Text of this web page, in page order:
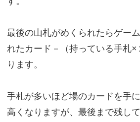
最後の山札がめくられたらゲー
れたカード－（持っている手札×
ります。
手札が多いほど場のカードを手
高くなりますが、最後まで残し